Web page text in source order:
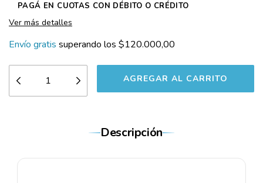
Ver más detalles
Envío gratis superando los $120.000,00
Descripción